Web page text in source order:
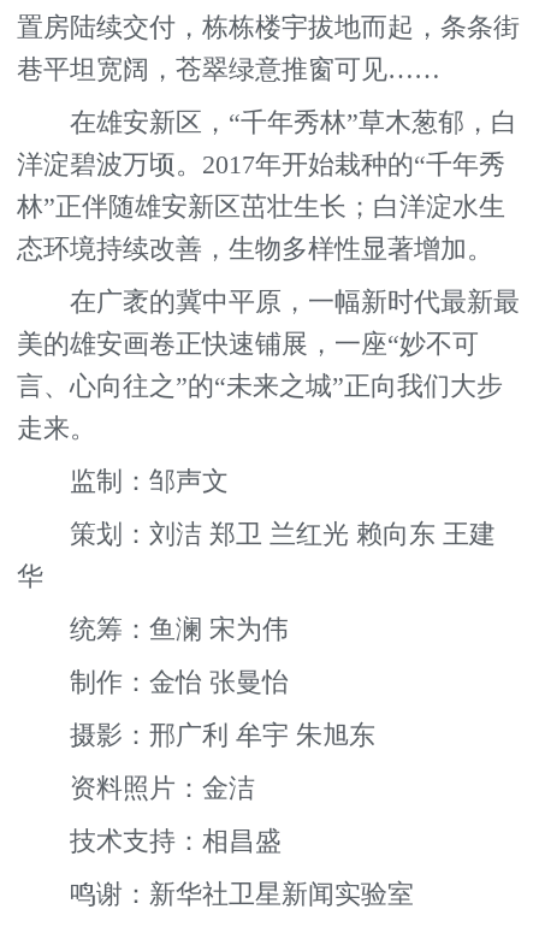
置房陆续交付，栋栋楼宇拔地而起，条条街
巷平坦宽阔，苍翠绿意推窗可见……
在雄安新区，“千年秀林”草木葱郁，白
洋淀碧波万顷。2017年开始栽种的“千年秀
林”正伴随雄安新区茁壮生长；白洋淀水生
态环境持续改善，生物多样性显著增加。
在广袤的冀中平原，一幅新时代最新最
美的雄安画卷正快速铺展，一座“妙不可
言、心向往之”的“未来之城”正向我们大步
走来。
监制：邹声文
策划：刘洁 郑卫 兰红光 赖向东 王建
华
统筹：鱼澜 宋为伟
制作：金怡 张曼怡
摄影：邢广利 牟宇 朱旭东
资料照片：金洁
技术支持：相昌盛
鸣谢：新华社卫星新闻实验室